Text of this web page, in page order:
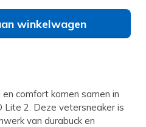
winkelwagen
comfort komen samen in
Lite 2. Deze vetersneaker is
van durabuck en